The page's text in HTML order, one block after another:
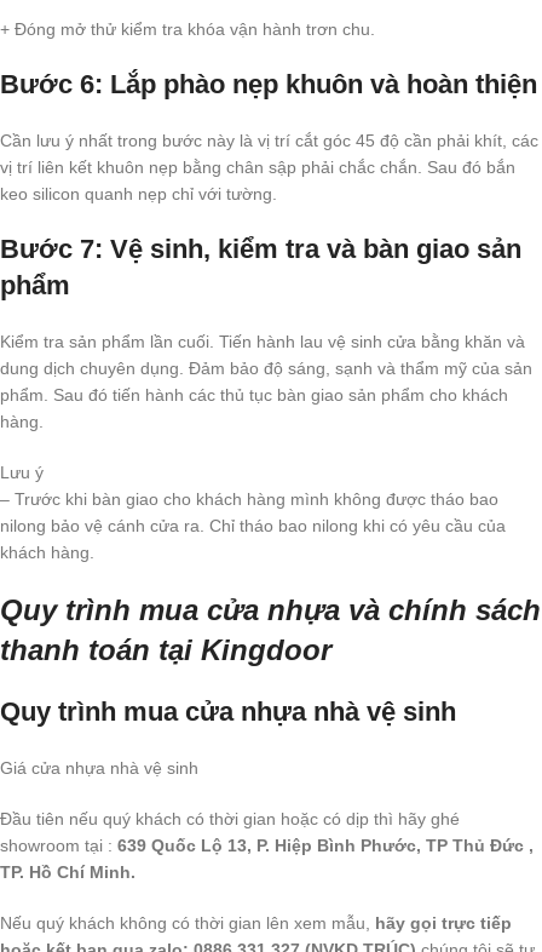
+ Đóng mở thử kiểm tra khóa vận hành trơn chu.
Bước 6: Lắp phào nẹp khuôn và hoàn thiện
Cần lưu ý nhất trong bước này là vị trí cắt góc 45 độ cần phải khít, các
vị trí liên kết khuôn nẹp bằng chân sập phải chắc chắn. Sau đó bắn
keo silicon quanh nẹp chỉ với tường.
Bước 7: Vệ sinh, kiểm tra và bàn giao sản
phẩm
Kiểm tra sản phẩm lần cuối. Tiến hành lau vệ sinh cửa bằng khăn và
dung dịch chuyên dụng. Đảm bảo độ sáng, sạnh và thẩm mỹ của sản
phẩm. Sau đó tiến hành các thủ tục bàn giao sản phẩm cho khách
hàng.
Lưu ý
– Trước khi bàn giao cho khách hàng mình không được tháo bao
nilong bảo vệ cánh cửa ra. Chỉ tháo bao nilong khi có yêu cầu của
khách hàng.
Quy trình mua cửa nhựa và chính sách
thanh toán tại Kingdoor
Quy trình mua cửa nhựa nhà vệ sinh
Giá cửa nhựa nhà vệ sinh
Đầu tiên nếu quý khách có thời gian hoặc có dịp thì hãy ghé
showroom tại : 639 Quốc Lộ 13, P. Hiệp Bình Phước, TP Thủ Đức ,
TP. Hồ Chí Minh.
Nếu quý khách không có thời gian lên xem mẫu, hãy gọi trực tiếp